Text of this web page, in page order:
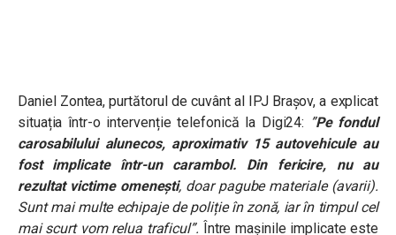
Daniel Zontea, purtătorul de cuvânt al IPJ Brașov, a explicat
situația într-o intervenție telefonică la Digi24: ”Pe fondul
carosabilului alunecos, aproximativ 15 autovehicule au
fost implicate într-un carambol. Din fericire, nu au
rezultat victime omenești, doar pagube materiale (avarii).
Sunt mai multe echipaje de poliție în zonă, iar în timpul cel
mai scurt vom relua traficul”. Între mașinile implicate este